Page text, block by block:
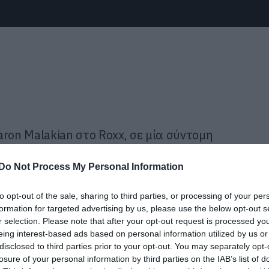
Do Not Process My Personal Information
opt-out of the sale, sharing to third parties, or processing of your
for targeted advertising by us, please use the below opt-out
selection. Please note that after your opt-out request is processed
interest-based ads based on personal information utilized by us
to third parties prior to your opt-out. You may separately
of your personal information by third parties on the IAB’s list of
Malakian στο Roxx, σε μία σύντομη
μέσω Facebook. Ίσως να θυμάστε ότι σε
Broadway είχαν παίξει μία instrumental
Κόκοτα (Μουσική: Απόστολος
την ανακοίνωση ότι ο κιθαρίστας των
το πρότζεκτ των Scars και θα